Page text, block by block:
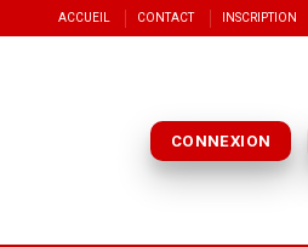
ACCUEIL CONTACT INSCRIPTION
CONNEXION